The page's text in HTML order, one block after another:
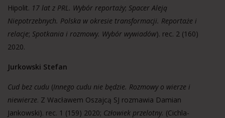
Hipolit. 17 lat z PRL. Wybór reportaży; Spacer Aleją
Niepotrzebnych. Polska w okresie transformacji. Reportaże i
relacje; Spotkania i rozmowy. Wybór wywiadów). rec. 2 (160)
2020.
Jurkowski Stefan
Cud bez cudu (Innego cudu nie będzie. Rozmowy o wierze i
niewierze. Z Wacławem Oszajcą SJ rozmawia Damian
Jankowski). rec. 1 (159) 2020; Człowiek przelotny. (Cichla-